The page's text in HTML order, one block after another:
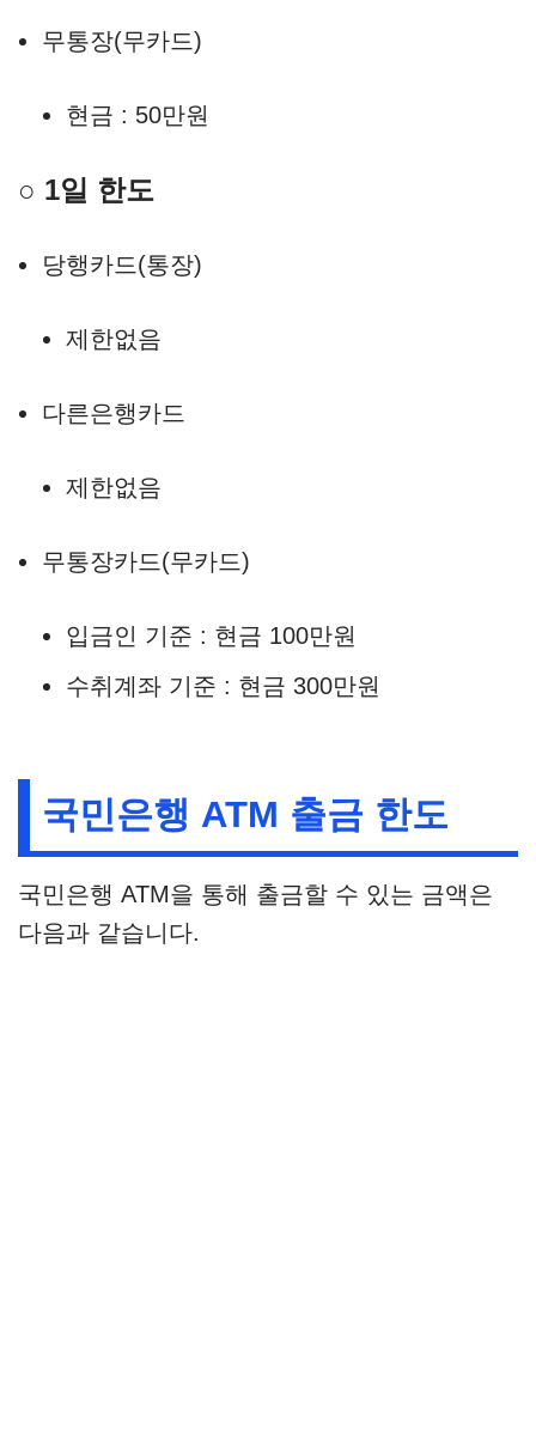
무통장(무카드)
현금 : 50만원
○ 1일 한도
당행카드(통장)
제한없음
다른은행카드
제한없음
무통장카드(무카드)
입금인 기준 : 현금 100만원
수취계좌 기준 : 현금 300만원
국민은행 ATM 출금 한도
국민은행 ATM을 통해 출금할 수 있는 금액은
다음과 같습니다.